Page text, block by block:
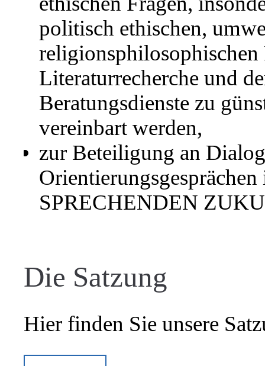
politisch ethischen,
Literaturrecherche und
Beratungsdienste zu
vereinbart werden,
zur Beteiligung an
SPRECHENDEN
Die Satzung
Hier finden Sie unsere